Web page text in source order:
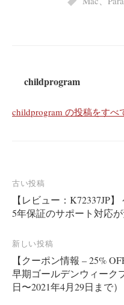
childprogram
childprogram の投稿をすべ
投
稿
ナ
ビ
ゲ
ー
シ
古い投稿
【レビュー：K72337JP
5年保証のサポート対応
新しい投稿
【クーポン情報 – 25%
早期ゴールデンウィーク
日〜2021年4月29日まで）